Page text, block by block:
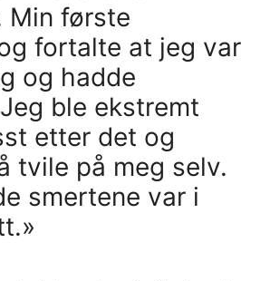
Min første
fortalte at jeg var
og hadde
ble ekstremt
etter det og
tvile på meg selv.
smertene var i